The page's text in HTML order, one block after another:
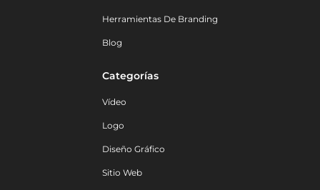
Herramientas De Branding
Blog
Categorías
Vídeo
Logo
Diseño Gráfico
Sitio Web